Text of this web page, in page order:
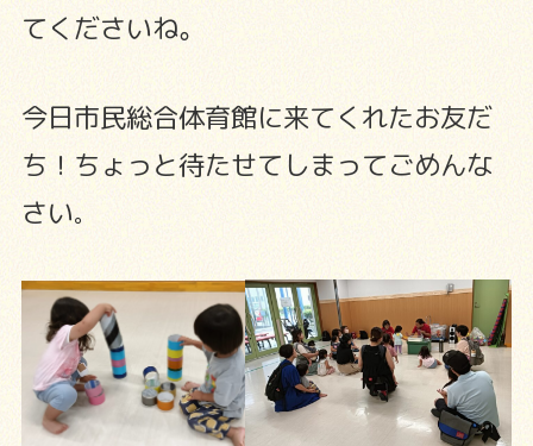
てくださいね。
今日市民総合体育館に来てくれたお友だ
ち！ちょっと待たせてしまってごめんな
さい。